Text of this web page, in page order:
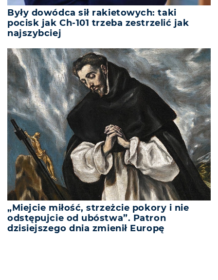
Były dowódca sił rakietowych: taki
pocisk jak Ch-101 trzeba zestrzelić jak
najszybciej
„Miejcie miłość, strzeżcie pokory i nie
odstępujcie od ubóstwa”. Patron
dzisiejszego dnia zmienił Europę